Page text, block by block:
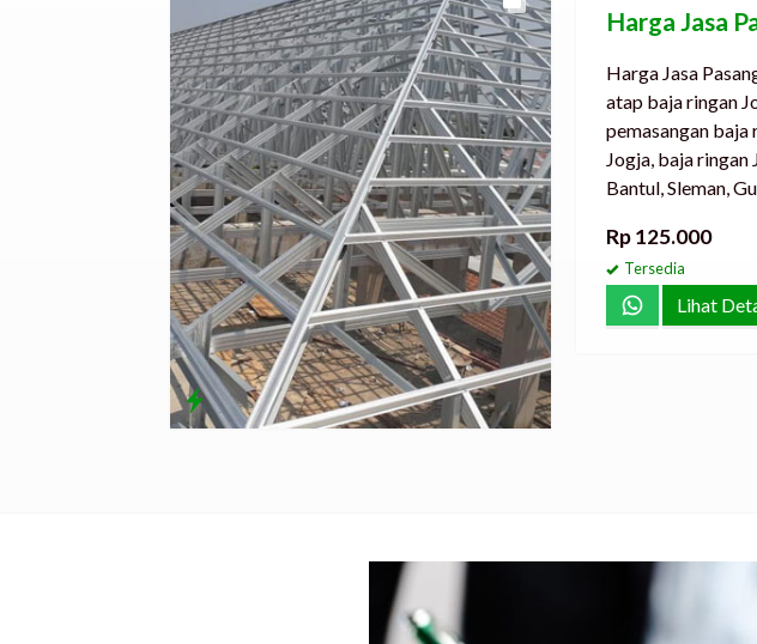
Harga Jasa
Harga Jasa
atap baja ringan
pemasangan baja
Jogja, baja
Bantul, Sleman,
Rp 125.000
Tersedia
Lihat